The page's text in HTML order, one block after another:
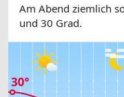
Am Abend ziemlich
und 30 Grad.